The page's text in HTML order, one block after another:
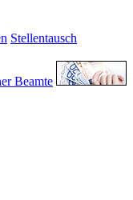
Stellentausch
Beamte